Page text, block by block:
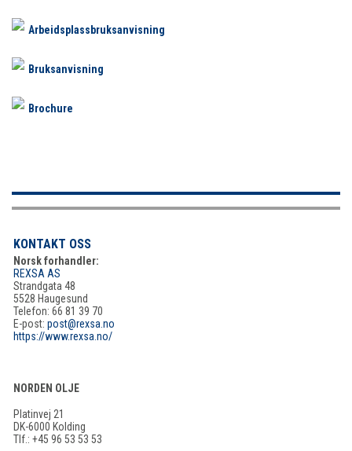
Arbeidsplassbruksanvisning
Bruksanvisning
Brochure
KONTAKT OSS
Norsk forhandler:
REXSA AS
Strandgata 48
5528 Haugesund
Telefon: 66 81 39 70
E-post: post@rexsa.no
https://www.rexsa.no/
NORDEN OLJE
Platinvej 21
DK-6000 Kolding
Tlf.: +45 96 53 53 53